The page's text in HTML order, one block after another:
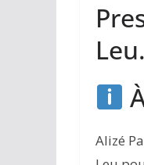
Leu.
Alizé